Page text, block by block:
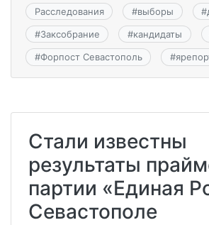
Расследования #выборы #
#Заксобрание #кандидаты
#Форпост Севастополь #
Стали известны
результаты
партии «Единая
Севастополе